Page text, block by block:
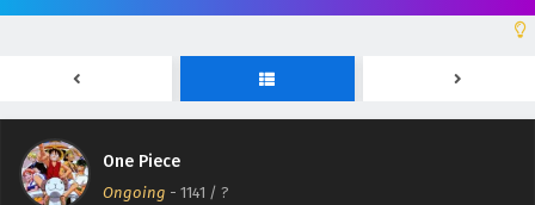
One Piece
Ongoing - 1141 / ?
One Piece Episodio 1150 Sub Español
Eps 1150 - April 30, 2026
One Piece Episodio 1149 Sub Español
Eps 1149 - April 30, 2026